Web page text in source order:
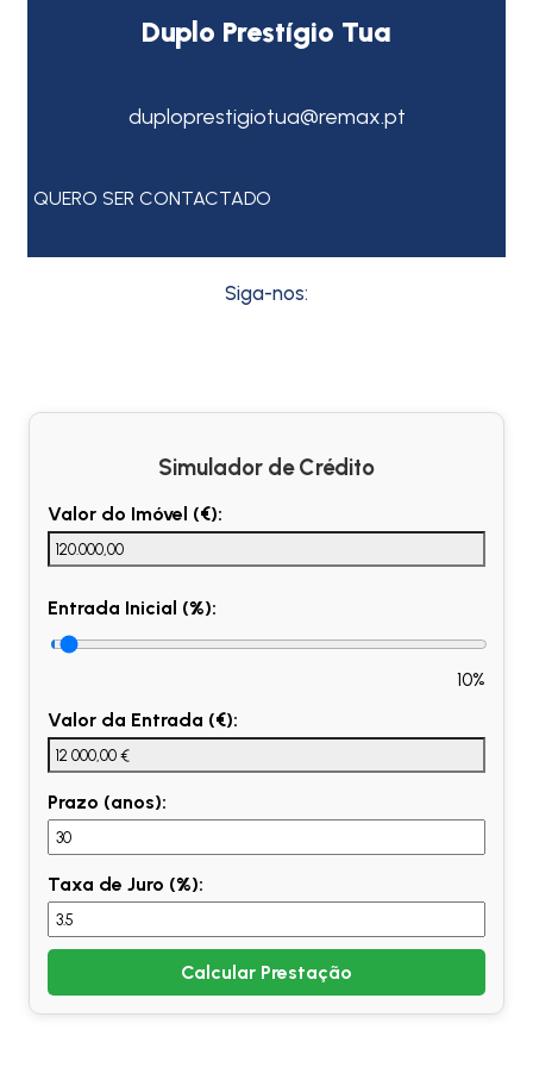
Duplo Prestígio Tua
duploprestigiotua@remax.pt
QUERO SER CONTACTADO
Siga-nos:
Simulador de Crédito
Valor do Imóvel (€):
Entrada Inicial (%):
10%
Valor da Entrada (€):
Prazo (anos):
Taxa de Juro (%):
Calcular Prestação